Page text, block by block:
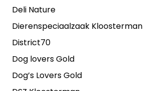
Deli Nature
Dierenspeciaalzaak Kloosterman
District70
Dog lovers Gold
Dog’s Lovers Gold